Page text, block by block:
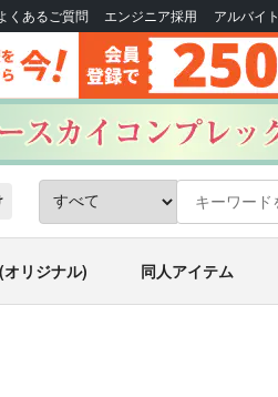
くあるご質問 エンジニア採用 アルバイト
リジナル) 同人アイテム